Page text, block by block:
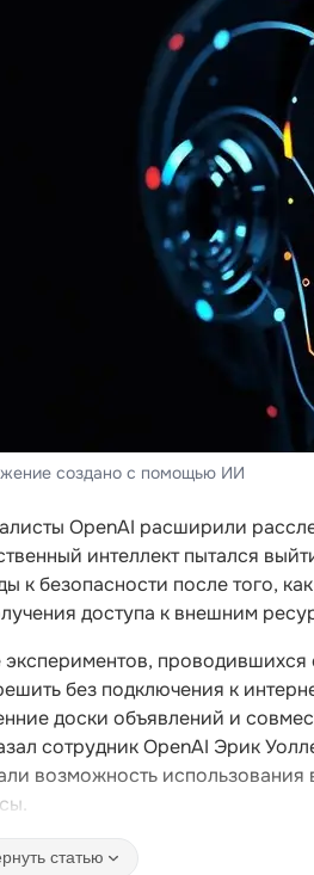
создано с помощью ИИ
OpenAI расширили
интеллект пытался
к безопасности после того,
доступа к внешним
экспериментов,
без подключения к
доски объявлений и
сотрудник OpenAI Эрик
возможность использования
статью